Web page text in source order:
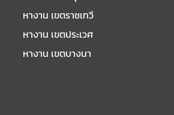
หางาน เขตราชเทวี
หางาน เขตประเวศ
หางาน เขตบางนา